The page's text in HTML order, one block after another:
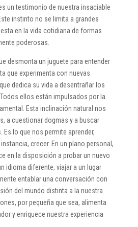
un testimonio de nuestra insaciable
instinto no se limita a grandes
en la vida cotidiana de formas
poderosas.
desmonta un juguete para entender
que experimenta con nuevas
dedica su vida a desentrañar los
ellos están impulsados por la
Esta inclinación natural nos
a cuestionar dogmas y a buscar
lo que nos permite aprender,
crecer. En un plano personal,
en la disposición a probar un nuevo
idioma diferente, viajar a un lugar
entablar una conversación con
del mundo distinta a la nuestra.
por pequeña que sea, alimenta
y enriquece nuestra experiencia